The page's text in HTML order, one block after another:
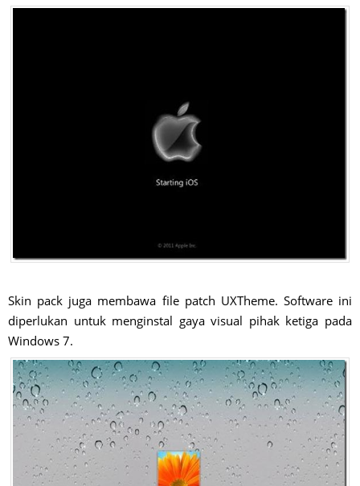
Skin pack juga membawa file patch UXTheme. Software ini
diperlukan untuk menginstal gaya visual pihak ketiga pada
Windows 7.